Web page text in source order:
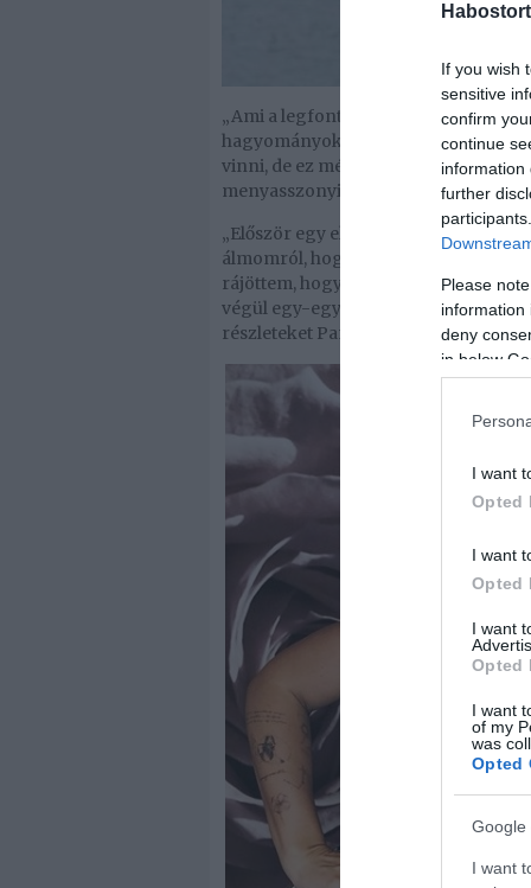
If you wish
sensitive
confirm
continue
information
further
Please
information
deny
in below
I want
Opted
I want
Opted
I want
Opted
I want
of my
was
Opted
Google
I want
„Ami a legfontosabb, hogy olyan
hagyományokhoz. Lesz egy-két
vinni, de ez még maradjon titok. De
menyasszonyi ruhám lesz” –
„Először egy elegánsabb,
álmomról, hogy hófehér,
rájöttem, hogy egy olyan is kellene,
végül egy-egy ruha, összesen
részleteket Pamela, aki azt is